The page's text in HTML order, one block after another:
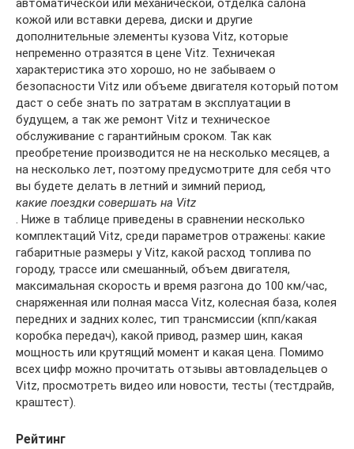
кожой или вставки дерева, диски и другие
дополнительные элементы кузова Vitz, которые
непременно отразятся в цене Vitz. Техничекая
характеристика это хорошо, но не забываем о
безопасности Vitz или объеме двигателя который потом
даст о себе знать по затратам в эксплуатации в
будущем, а так же ремонт Vitz и техническое
обслуживание с гарантийным сроком. Так как
преобретение производится не на несколько месяцев, а
на несколько лет, поэтому предусмотрите для себя что
вы будете делать в летний и зимний период,
какие поездки совершать на Vitz
. Ниже в таблице приведены в сравнении несколько
комплектаций Vitz, среди параметров отражены: какие
габаритные размеры у Vitz, какой расход топлива по
городу, трассе или смешанный, объем двигателя,
максимальная скорость и время разгона до 100 км/час,
снаряженная или полная масса Vitz, колесная база, колея
передних и задних колес, тип трансмиссии (кпп/какая
коробка передач), какой привод, размер шин, какая
мощность или крутящий момент и какая цена. Помимо
всех цифр можно прочитать отзывы автовладельцев о
Vitz, просмотреть видео или новости, тесты (тестдрайв,
краштест).
Рейтинг